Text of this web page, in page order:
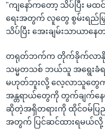
"ကျနော်ကတော့ သိပ်ပြီး မ
ရေးအတွက် လူတွေ စွမ်းရည်
သိပ်ပြီး အေးချမ်းသာယာနေတ
တရုတ်ဘက်က တိုက်ခိုက်လာနိုင်
သမ္မတသစ် ဘယ်သူ အရွေးခံ
မဟုတ်ဘူးလို့ လေ့လာသူတွေက
အန္တရာယ်တွေကို တွက်ချက်နေ
ဆိုတဲ့အရှိတရားကို ထိုင်ဝမ်ပြ
အတွက် ပြင်ဆင်ထားရမယ်လို့